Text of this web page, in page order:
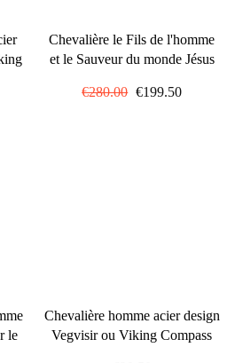
Chevalière le Fils de l'homme
et le Sauveur du monde Jésus
Prix
€280.00 Prix
€199.50
le
Chevalière homme acier design
Vegvisir ou Viking Compass